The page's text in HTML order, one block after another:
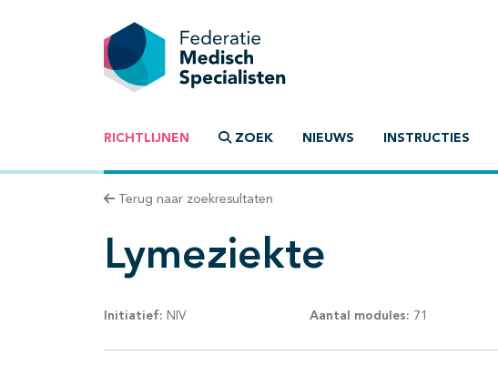
RICHTLIJNEN ZOEK NIEUWS INSTRUCTIES
Terug naar zoekresultaten
Lymeziekte
Initiatief: NIV Aantal modules: 71